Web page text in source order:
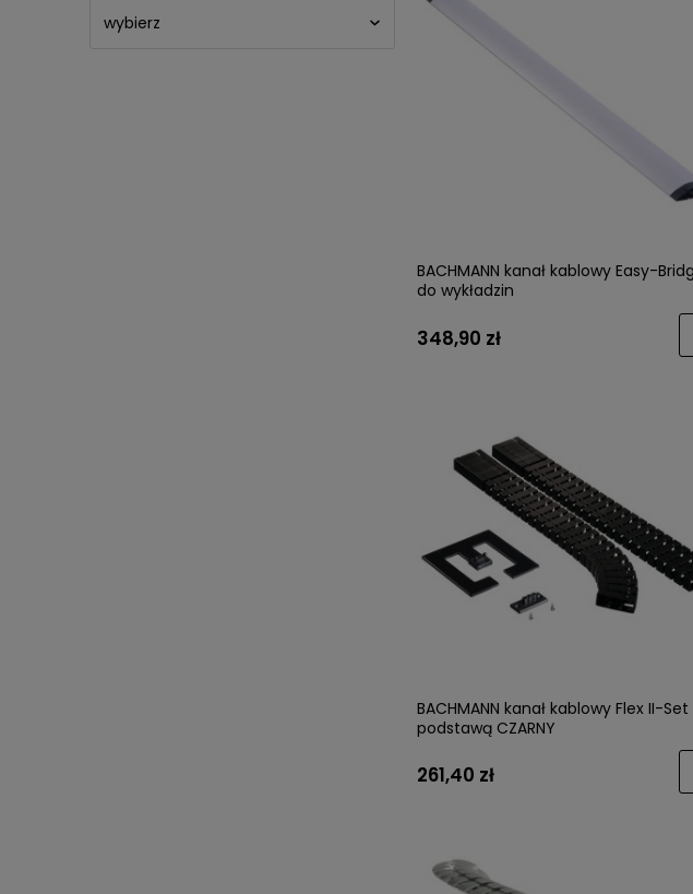
BACHMANN kanał kablowy Easy-
do wykładzin
348,90 zł
BACHMANN kanał kablowy Flex II-Set
podstawą CZARNY
261,40 zł